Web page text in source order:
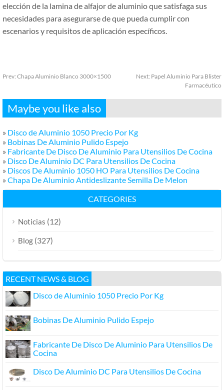
elección de la lamina de alfajor de aluminio que satisfaga sus
necesidades para asegurarse de que pueda cumplir con
escenarios y requisitos de aplicación específicos.
Prev: Chapa Aluminio Blanco 3000×1500 Next: Papel Aluminio Para Blister
Farmacéutico
Maybe you like also
» Disco de Aluminio 1050 Precio Por Kg
» Bobinas De Aluminio Pulido Espejo
» Fabricante De Disco De Aluminio Para Utensilios De Cocina
» Disco De Aluminio DC Para Utensilios De Cocina
» Discos De Aluminio 1050 HO Para Utensilios De Cocina
» Chapa De Aluminio Antideslizante Semilla De Melon
CATEGORIES
Noticias (12)
Blog (327)
RECENT NEWS & BLOG
Disco de Aluminio 1050 Precio Por Kg
Bobinas De Aluminio Pulido Espejo
Fabricante De Disco De Aluminio Para Utensilios De
Cocina
Disco De Aluminio DC Para Utensilios De Cocina